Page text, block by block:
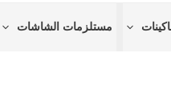
مستلزمات الشاشات